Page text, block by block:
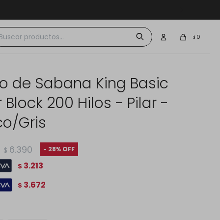
$ 0
de Sabana King Basic
Block 200 Hilos - Pilar -
Gris
$ 6.390 28
$ 3.213
$ 3.672